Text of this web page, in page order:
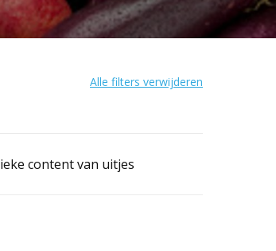
Alle filters verwijderen
content van uitjes